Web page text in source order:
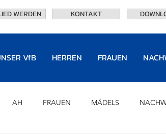
WERDEN KONTAKT
VfB HERREN FRAUEN
AH FRAUEN MÄDELS